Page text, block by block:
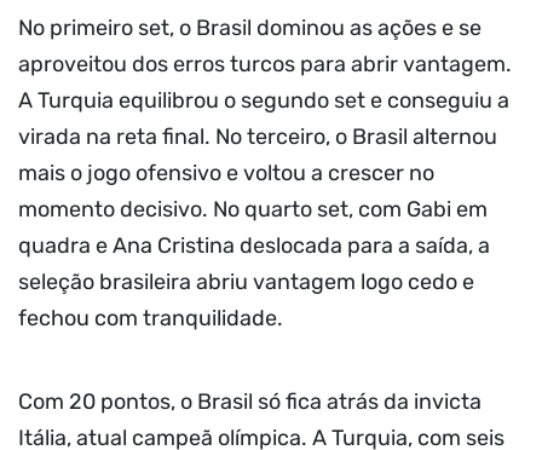
No primeiro set, o Brasil dominou as ações e se
aproveitou dos erros turcos para abrir vantagem.
A Turquia equilibrou o segundo set e conseguiu a
virada na reta final. No terceiro, o Brasil alternou
mais o jogo ofensivo e voltou a crescer no
momento decisivo. No quarto set, com Gabi em
quadra e Ana Cristina deslocada para a saída, a
seleção brasileira abriu vantagem logo cedo e
fechou com tranquilidade.
Com 20 pontos, o Brasil só fica atrás da invicta
Itália, atual campeã olímpica. A Turquia, com seis